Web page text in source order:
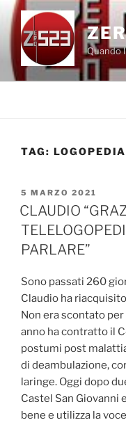
Salta
contenuto
Quando
TAG: LOGOPEDIA
PUBBLICATO
IL
5 MARZO 2021
CLAUDIO
PARLARE”
Sono passati 260
Claudio ha
Non era scontato
anno ha contratto il
postumi post
di deambulazione,
laringe. Oggi dopo
Castel San Giovanni
bene e utilizza la